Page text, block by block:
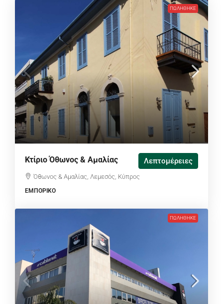
ΠΩΛΉΘΗΚΕ
Κτίριο Όθωνος & Αμαλίας
Όθωνος & Αμαλίας, Λεμεσός, Κύπρος
ΕΜΠΟΡΙΚΌ
Λεπτομέρειες
ΠΩΛΉΘΗΚΕ